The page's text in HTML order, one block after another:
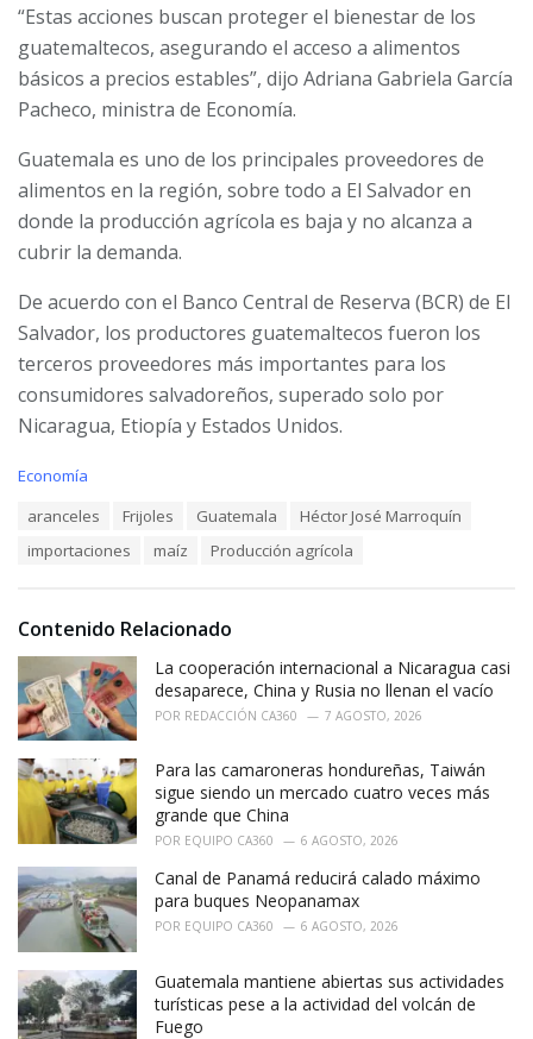
“Estas acciones buscan proteger el bienestar de los
guatemaltecos, asegurando el acceso a alimentos
básicos a precios estables”, dijo Adriana Gabriela García
Pacheco, ministra de Economía.
Guatemala es uno de los principales proveedores de
alimentos en la región, sobre todo a El Salvador en
donde la producción agrícola es baja y no alcanza a
cubrir la demanda.
De acuerdo con el Banco Central de Reserva (BCR) de El
Salvador, los productores guatemaltecos fueron los
terceros proveedores más importantes para los
consumidores salvadoreños, superado solo por
Nicaragua, Etiopía y Estados Unidos.
C
i
:
Economía
aranceles Frijoles Guatemala
Héctor José Marroquín
importaciones
maíz Producción agrícola
Contenido Relacionado
La cooperación internacional a Nicaragua casi
desaparece, China y Rusia no llenan el vacío
POR REDACCIÓN CA360 7 AGOSTO, 2026
Para las camaroneras hondureñas, Taiwán
sigue siendo un mercado cuatro veces más
grande que China
POR EQUIPO CA360 6 AGOSTO, 2026
Canal de Panamá reducirá calado máximo
para buques Neopanamax
POR EQUIPO CA360 6 AGOSTO, 2026
Guatemala mantiene abiertas sus actividades
turísticas pese a la actividad del volcán de
Fuego